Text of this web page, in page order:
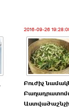
2016-09-26
Բուժիչ